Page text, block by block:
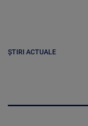
ȘTIRI ACTUALE